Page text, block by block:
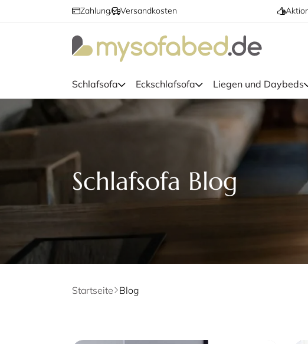
Zahlung/ Versandkosten
Schlafsofa Eckschlafsofa Liegen und Daybeds
Schlafsofa Blog
Startseite Blog